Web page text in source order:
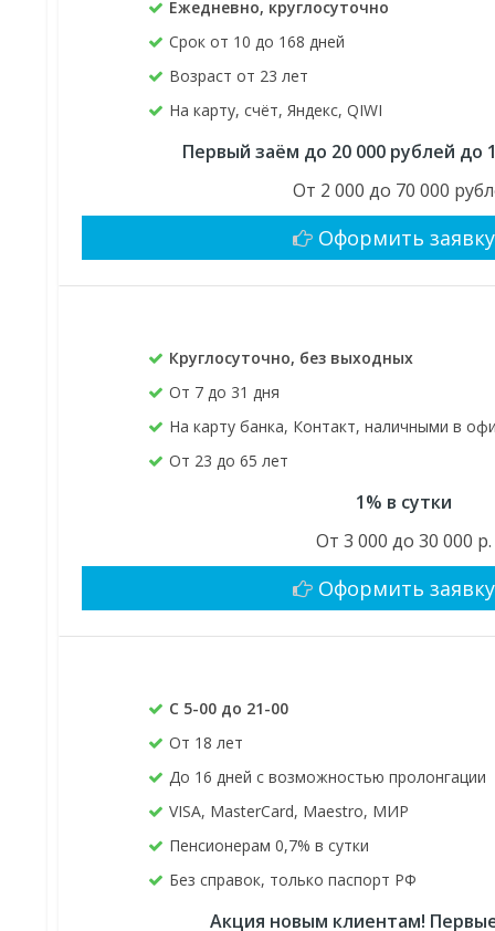
Ежедневно, круглосуточно
Срок от 10 до 168 дней
Возраст от 23 лет
На карту, счёт, Яндекс, QIWI
Первый заём до 20 000 рублей до
От 2 000 до 70 000
Оформить заявку
Круглосуточно, без выходных
От 7 до 31 дня
На карту банка, Контакт, наличными в
От 23 до 65 лет
1% в сутки
От 3 000 до 30 000 р.
Оформить заявку
С 5-00 до 21-00
От 18 лет
До 16 дней с возможностью пролонгации
VISA, MasterCard, Maestro, МИР
Пенсионерам 0,7% в сутки
Без справок, только паспорт РФ
Акция новым клиентам!